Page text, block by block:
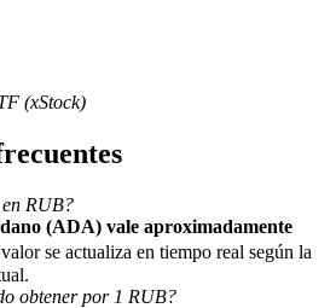
recibir recompensas en efectivo
(xStock)
RUB?
(ADA) vale aproximadamente
se actualiza en tiempo real según la
obtener por 1 RUB?